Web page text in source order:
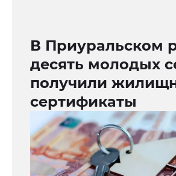
В Приуральском
десять молодых
получили
сертификаты